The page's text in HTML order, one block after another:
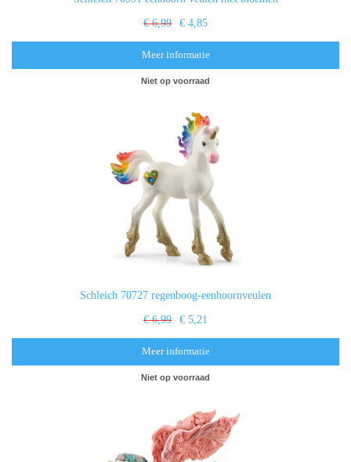
€ 6,99 € 4,85
Meer informatie
Niet op voorraad
Schleich 70727 regenboog-eenhoornveulen
€ 6,99 € 5,21
Meer informatie
Niet op voorraad